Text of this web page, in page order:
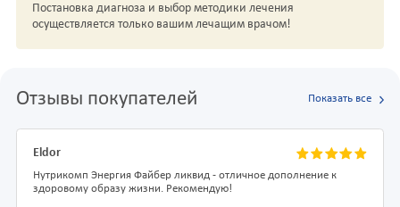
Постановка диагноза и выбор методики лечения
осуществляется только вашим лечащим врачом!
Отзывы покупателей Показать все
Eldor
Нутрикомп Энергия Файбер ликвид - отличное дополнение к
здоровому образу жизни. Рекомендую!